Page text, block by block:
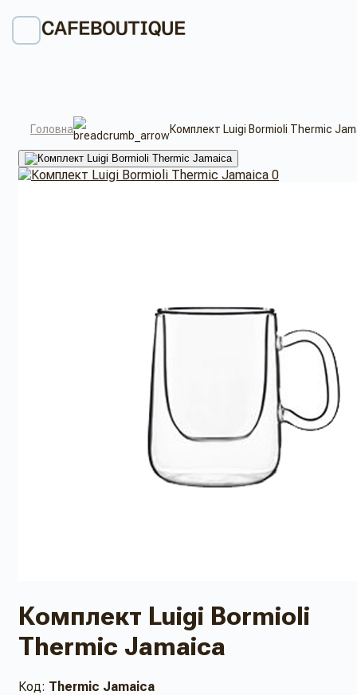
Головна Комплект Luigi Bormioli Thermic
Комплект Luigi Bormioli
Thermic Jamaica
Код: Thermic Jamaica